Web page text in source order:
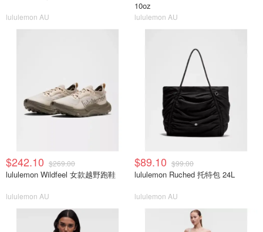
lululemon AU
10oz
lululemon AU
$242.10 $269.00
lululemon Wildfeel 女款越野跑鞋
lululemon AU
$89.10 $99.00
lululemon Ruched 托特包 24L
lululemon AU